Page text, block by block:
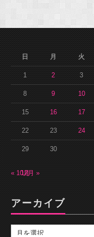
日
月 火
1 2 3
8 9 10
15 16 17
22 23 24
29 30
« 10月12月 »
アーカイブ